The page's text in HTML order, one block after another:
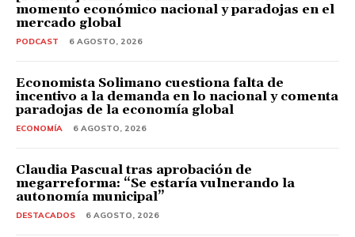
momento económico nacional y paradojas en el
mercado global
PODCAST 6 AGOSTO, 2026
Economista Solimano cuestiona falta de
incentivo a la demanda en lo nacional y comenta
paradojas de la economía global
ECONOMÍA 6 AGOSTO, 2026
Claudia Pascual tras aprobación de
megarreforma: “Se estaría vulnerando la
autonomía municipal”
DESTACADOS 6 AGOSTO, 2026